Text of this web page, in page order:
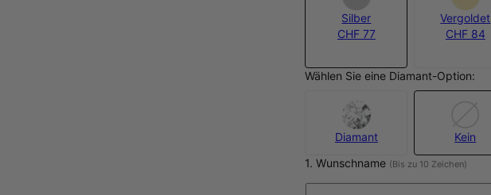
Silber
CHF 77
Vergoldet
CHF 84
Wählen Sie eine Diamant-Option:
Diamant
Kein
1. Wunschname (Bis zu 10 Zeichen)